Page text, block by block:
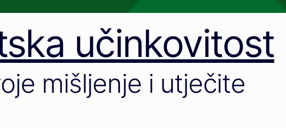
učinkovitost
mišljenje i utječite